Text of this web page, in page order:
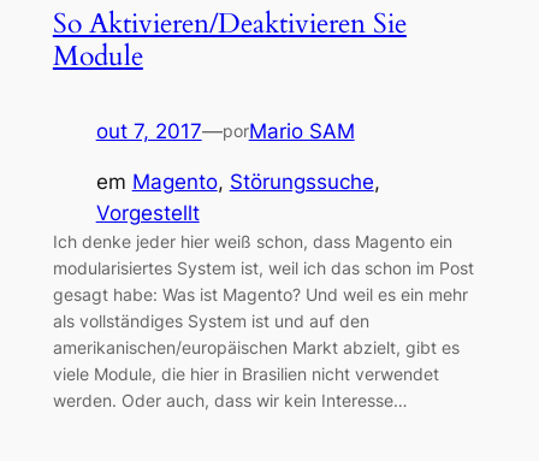
So Aktivieren/Deaktivieren Sie
Module
out 7, 2017—porMario SAM
em Magento, Störungssuche
Vorgestellt
Ich denke jeder hier weiß schon, dass Magento ein
modularisiertes System ist, weil ich das schon im Post
gesagt habe: Was ist Magento? Und weil es ein mehr
als vollständiges System ist und auf den
amerikanischen/europäischen Markt abzielt, gibt es
viele Module, die hier in Brasilien nicht verwendet
werden. Oder auch, dass wir kein Interesse…